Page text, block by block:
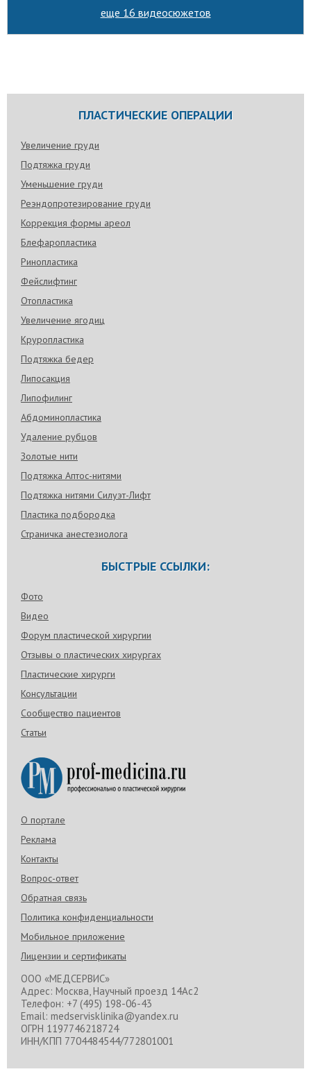
еще 16 видеосюжетов
ПЛАСТИЧЕСКИЕ ОПЕРАЦИИ
Увеличение груди
Подтяжка груди
Уменьшение груди
Реэндопротезирование груди
Коррекция формы ареол
Блефаропластика
Ринопластика
Фейслифтинг
Отопластика
Увеличение ягодиц
Круропластика
Подтяжка бедер
Липосакция
Липофилинг
Абдоминопластика
Удаление рубцов
Золотые нити
Подтяжка Аптос-нитями
Подтяжка нитями Силуэт-Лифт
Пластика подбородка
Страничка анестезиолога
БЫСТРЫЕ ССЫЛКИ:
Фото
Видео
Форум пластической хирургии
Отзывы о пластических хирургах
Пластические хирурги
Консультации
Сообщество пациентов
Статьи
О портале
Реклама
Контакты
Вопрос-ответ
Обратная связь
Политика конфиденциальности
Мобильное приложение
Лицензии и сертификаты
ООО «МЕДСЕРВИС»
Адрес: Москва, Научный проезд 14Ас2
Телефон: +7 (495) 198-06-43
Email: medservisklinika@yandex.ru
ОГРН 1197746218724
ИНН/КПП 7704484544/772801001